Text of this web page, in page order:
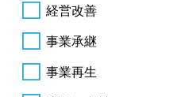
経営改善
事業承継
事業再生